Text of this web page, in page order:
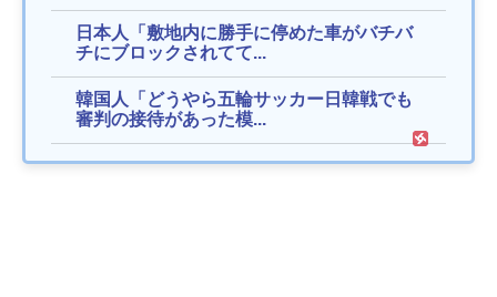
日本人「敷地内に勝手に停めた車がバチバ
チにブロックされてて...
韓国人「どうやら五輪サッカー日韓戦でも
審判の接待があった模...